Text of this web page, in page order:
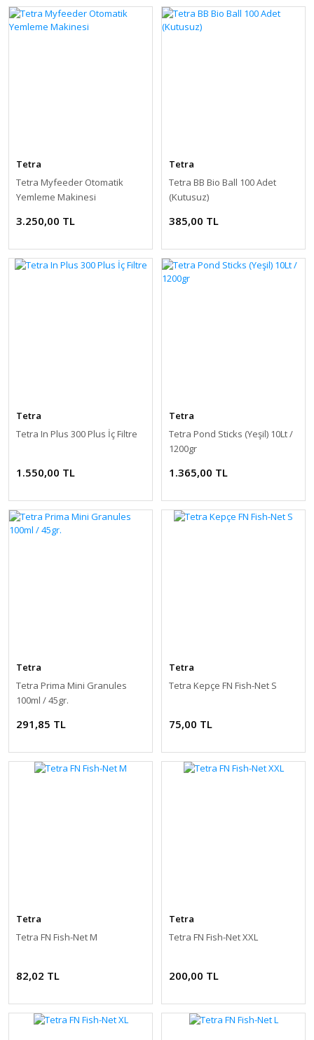
Tetra
Tetra Myfeeder Otomatik
Yemleme Makinesi
3.250,00 TL
Tetra
Tetra BB Bio Ball 100 Adet
(Kutusuz)
385,00 TL
Tetra
Tetra In Plus 300 Plus İç Filtre
1.550,00 TL
Tetra
Tetra Pond Sticks (Yeşil) 10Lt /
1200gr
1.365,00 TL
Tetra
Tetra Prima Mini Granules
100ml / 45gr.
291,85 TL
Tetra
Tetra Kepçe FN Fish-Net S
75,00 TL
Tetra
Tetra FN Fish-Net M
82,02 TL
Tetra
Tetra FN Fish-Net XXL
200,00 TL